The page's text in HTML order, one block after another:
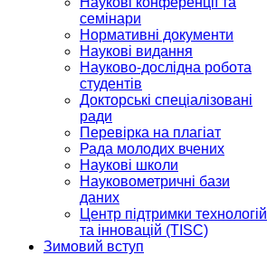
семінари
Нормативні документи
Наукові видання
Науково-дослідна робота
студентів
Докторські спеціалізовані
ради
Перевірка на плагіат
Рада молодих вчених
Наукові школи
Науковометричні бази
даних
Центр підтримки технологій
та інновацій (TISC)
Зимовий вступ